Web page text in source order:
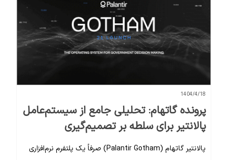
1404/4/18
پرونده گاتهام: تحلیلی جامع از سیستم‌عامل
پالانتیر برای سلطه بر تصمیم‌گیری
پالانتیر گاتهام (Palantir Gotham) صرفاً یک پلتفرم نرم‌افزاری